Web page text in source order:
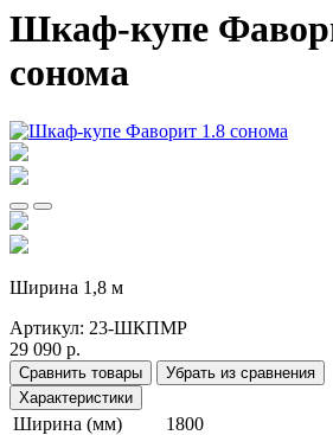
Шкаф-купе
сонома
Ширина 1,8 м
Артикул: 23-ШКПМР
29 090 р.
Сравнить товары
Убрать из сравнения
Характеристики
Ширина (мм)
1800